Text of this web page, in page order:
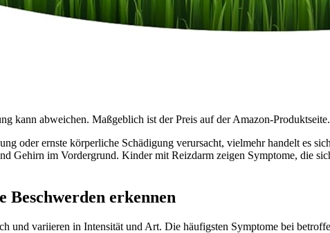
kann abweichen. Maßgeblich ist der Preis auf der Amazon-Produktseite.
oder ernste körperliche Schädigung verursacht, vielmehr handelt es
Gehirn im Vordergrund. Kinder mit Reizdarm zeigen Symptome, die
Beschwerden erkennen
und variieren in Intensität und Art. Die häufigsten Symptome bei